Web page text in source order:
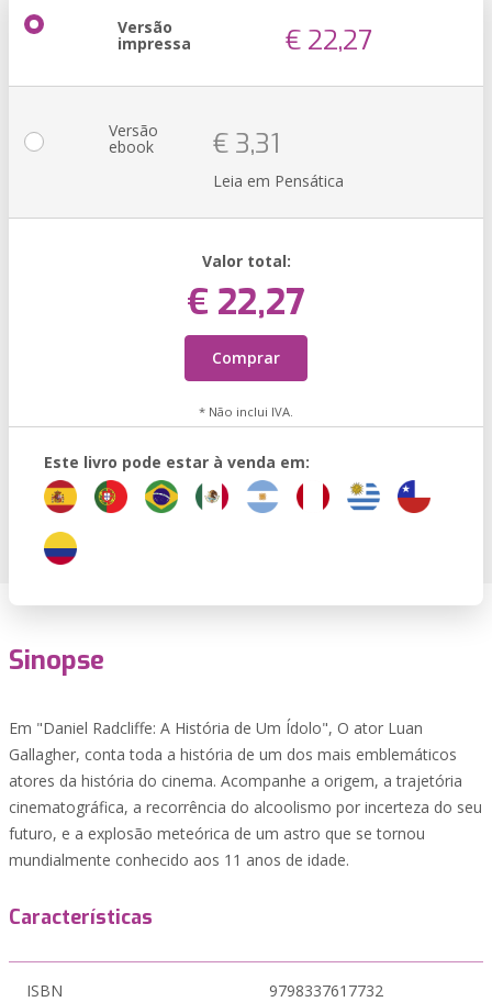
Versão
impressa € 22,27
Versão
ebook € 3,31
Leia em Pensática
Valor total:
€ 22,27
Comprar
* Não inclui IVA.
Este livro pode estar à venda em:
Sinopse
Em "Daniel Radcliffe: A História de Um Ídolo", O ator Luan
Gallagher, conta toda a história de um dos mais emblemáticos
atores da história do cinema. Acompanhe a origem, a trajetória
cinematográfica, a recorrência do alcoolismo por incerteza do seu
futuro, e a explosão meteórica de um astro que se tornou
mundialmente conhecido aos 11 anos de idade.
Características
ISBN 9798337617732